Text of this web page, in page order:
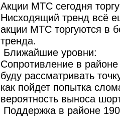
Акции МТС сегодня
Нисходящий тренд всё
акции МТС торгуются в
тренда.
Ближайшие уровни:
Сопротивление в
буду рассматривать
как пойдет попытка
вероятность выноса
Поддержка в районе